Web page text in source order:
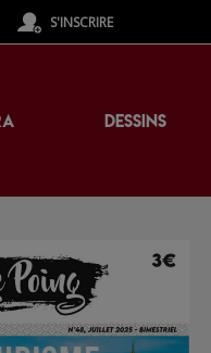
S'INSCRIRE
DESSINS